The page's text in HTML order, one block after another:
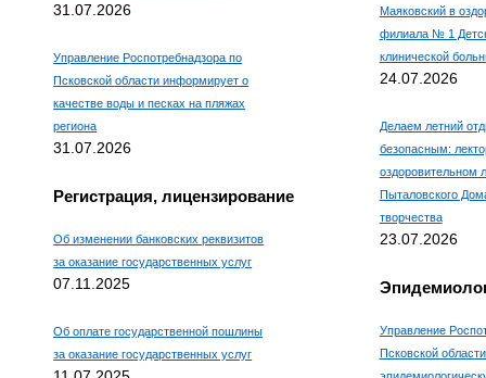
31.07.2026
Управление Роспотребнадзора по
Псковской области информирует о
качестве воды и песках на пляжах
региона
31.07.2026
Регистрация, лицензирование
Об изменении банковских реквизитов
за оказание государственных услуг
07.11.2025
Об оплате государственной пошлины
за оказание государственных услуг
Маяковский в
филиала № 1
клинической
24.07.2026
Делаем летний
безопасным:
оздоровительном
Пыталовского
творчества
23.07.2026
Управление
Псковской